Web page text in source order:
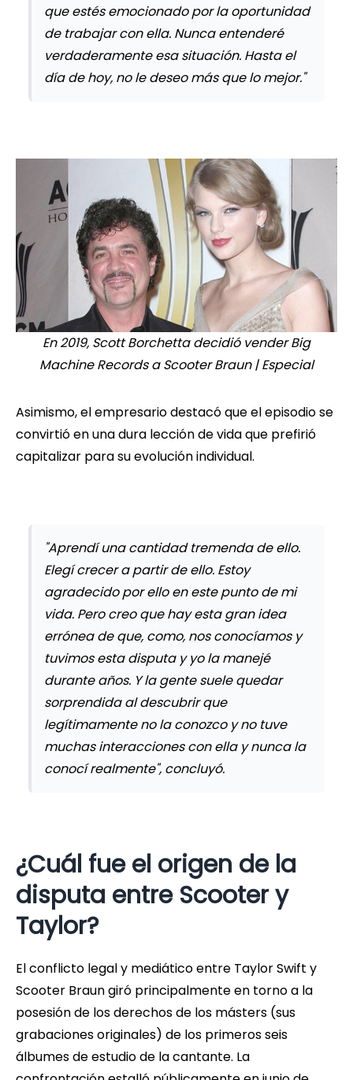
que estés emocionado por la oportunidad
de trabajar con ella. Nunca entenderé
verdaderamente esa situación. Hasta el
día de hoy, no le deseo más que lo mejor."
En 2019, Scott Borchetta decidió vender Big
Machine Records a Scooter Braun | Especial
Asimismo, el empresario destacó que el episodio se
convirtió en una dura lección de vida que prefirió
capitalizar para su evolución individual.
"Aprendí una cantidad tremenda de ello.
Elegí crecer a partir de ello. Estoy
agradecido por ello en este punto de mi
vida. Pero creo que hay esta gran idea
errónea de que, como, nos conocíamos y
tuvimos esta disputa y yo la manejé
durante años. Y la gente suele quedar
sorprendida al descubrir que
legítimamente no la conozco y no tuve
muchas interacciones con ella y nunca la
conocí realmente", concluyó.
¿Cuál fue el origen de la
disputa entre Scooter y
Taylor?
El conflicto legal y mediático entre Taylor Swift y
Scooter Braun giró principalmente en torno a la
posesión de los derechos de los másters (sus
grabaciones originales) de los primeros seis
álbumes de estudio de la cantante. La